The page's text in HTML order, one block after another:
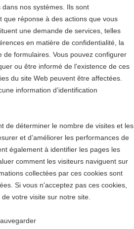
nos systèmes. Ils sont
que réponse à des actions que vous
une demande de services, telles
en matière de confidentialité, la
de formulaires. Vous pouvez configurer
ou être informé de l'existence de ces
du site Web peuvent être affectées.
information d’identification
de déterminer le nombre de visites et les
et d’améliorer les performances de
également à identifier les pages les
comment les visiteurs naviguent sur
collectées par ces cookies sont
Si vous n'acceptez pas ces cookies,
votre visite sur notre site.